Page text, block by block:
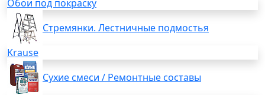
Обои под покраску
Стремянки. Лестничные подмостья
Krause
Сухие смеси / Ремонтные составы